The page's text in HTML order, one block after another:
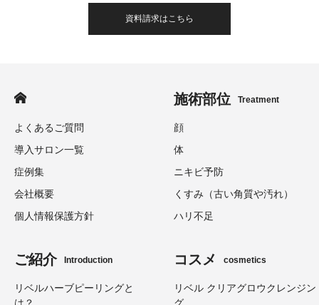
資料請求はこちら
よくあるご質問
導入サロン一覧
症例集
会社概要
個人情報保護方針
施術部位 Treatment
顔
体
ニキビ予防
くすみ（古い角質や汚れ）
ハリ不足
ご紹介 Introduction
リベルハーブピーリングと
コスメ cosmetics
リベル クリアグロウクレンジン